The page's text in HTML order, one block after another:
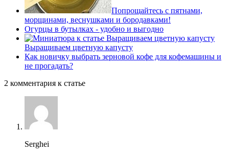
Попрощайтесь с пятнами,
морщинами, веснушками и бородавками!
Огурцы в бутылках - удобно и выгодно
Выращиваем цветную капусту
Как новичку выбрать зерновой кофе для кофемашины и
не прогадать?
2 комментария к статье
Serghei